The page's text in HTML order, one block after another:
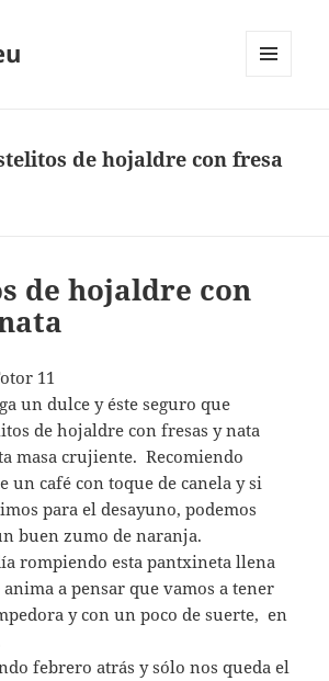
de hojaldre con fresa
de hojaldre con
un dulce y éste seguro que
de hojaldre con fresas y nata
masa crujiente. Recomiendo
un café con toque de canela y si
para el desayuno, podemos
buen zumo de naranja.
rompiendo esta pantxineta llena
a pensar que vamos a tener
y con un poco de suerte, en
febrero atrás y sólo nos queda el